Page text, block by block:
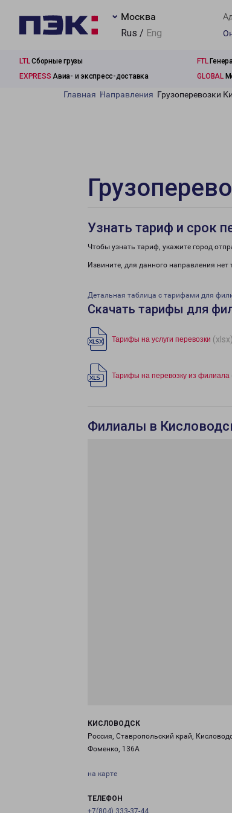
Москва
Rus / Eng
LTLСборные грузы FTL
EXPRESS Авиа- и экспресс-доставка GLOBAL
Главная Направления Грузоперевозки
Узнать тариф и срок
Чтобы узнать тариф, укажите город
Извините, для данного направления нет
Детальная таблица с тарифами для
Скачать тарифы для
Тарифы на услуги перевозки (xlsx)
Тарифы на перевозку из филиала
Филиалы в
КИСЛОВОДСК
Россия, Ставропольский край,
Фоменко, 136А
на карте
ТЕЛЕФОН
+7(804) 333-37-44